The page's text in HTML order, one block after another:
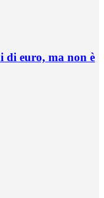
di euro, ma non è